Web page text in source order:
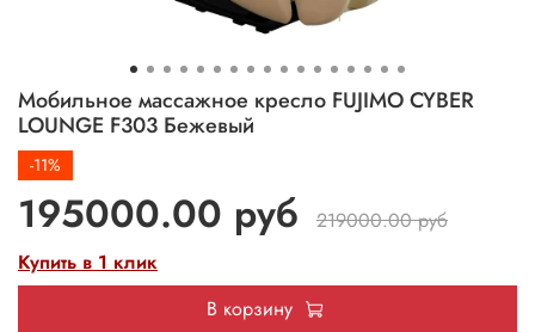
Мобильное массажное кресло FUJIMO CYBER
LOUNGE F303 Бежевый
-11%
195000.00 руб
219000.00 руб
Купить в 1 клик
В корзину